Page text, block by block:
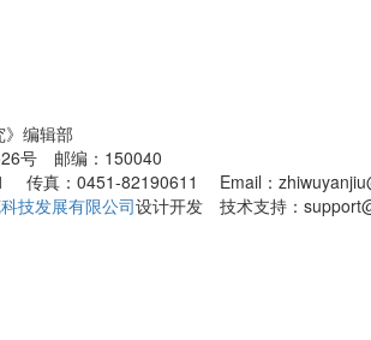
编辑部
26号 邮编：150040
传真：0451-82190611 Email：
技发展有限公司设计开发 技术支持：